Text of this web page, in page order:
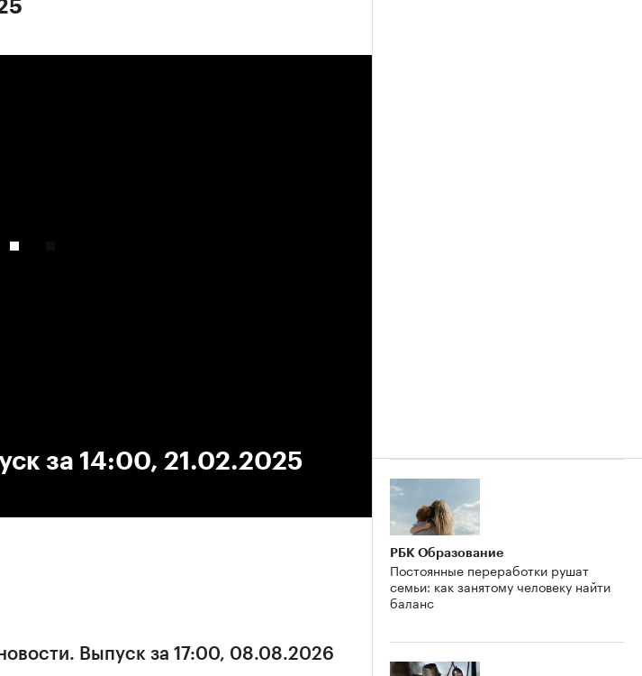
за 14:00, 21.02.2025
Выпуск за 17:00, 08.08.2026
РБК Образование
Постоянные переработки рушат
семьи: как занятому человеку найти
баланс